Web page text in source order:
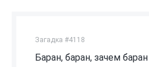
Загадка #4118
Баран, баран, зачем баран